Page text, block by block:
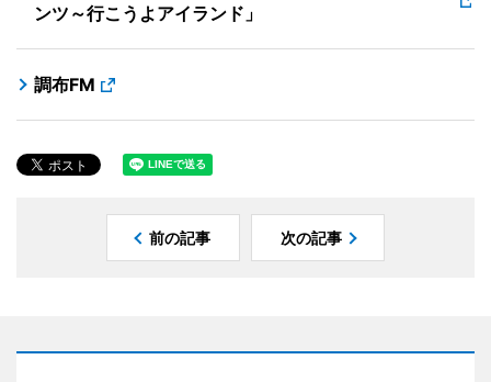
ンツ～行こうよアイランド」
調布FM
前の記事 次の記事